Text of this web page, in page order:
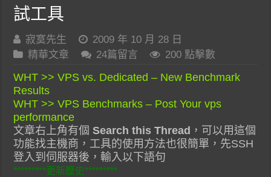
試工具
寂寞先生
2009 年 10 月 28 日
精華文章
24篇留言 200 點擊數
WHT >> VPS vs. Dedicated – New Benchmark
Results
WHT >> VPS Benchmarks – Post Your vps
performance
文章右上角有個Search this Thread ，可以用這個
功能找主機商，工具的使用方法也很簡單，先SSH
登入到伺服器後，輸入以下語句
*********更新歷史*********